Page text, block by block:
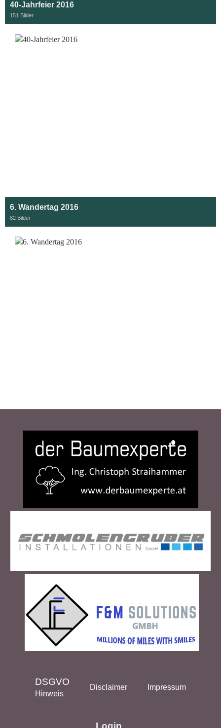
40-Jahrfeier 2016
151 Bilder
6. Wandertag 2016
82 Bilder
DSGVO
Hinweis
Disclaimer Impressum
Login